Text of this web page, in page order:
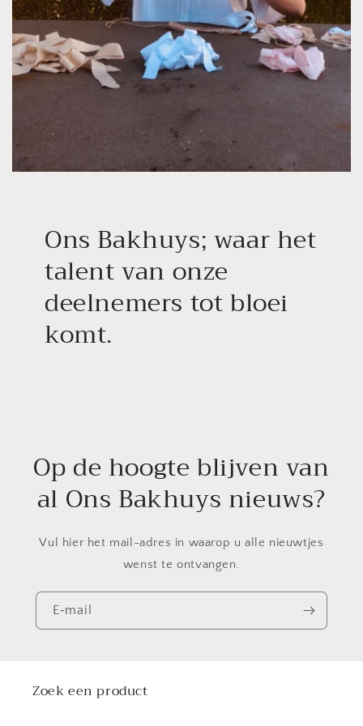
Ons Bakhuys; waar het
talent van onze
deelnemers tot bloei
komt.
Op de hoogte blijven van
al Ons Bakhuys nieuws?
Vul hier het mail-adres in waarop u alle nieuwtjes
wenst te ontvangen.
E‑mail
Zoek een product